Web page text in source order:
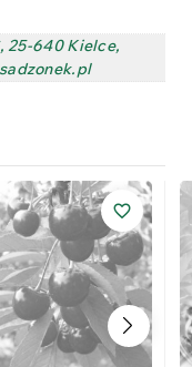
25-640 Kielce,